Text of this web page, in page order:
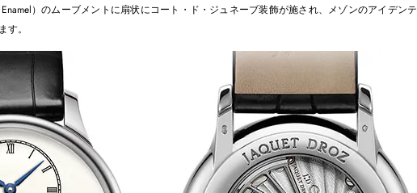
Enamel）のムーブメントに扇状にコート・ド・ジュネーブ装飾が施され、メゾンのアイデンテ
す。